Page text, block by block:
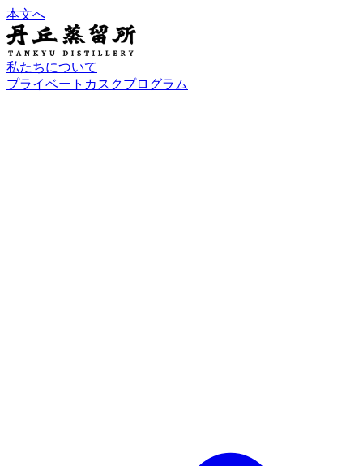
本文へ
私たちについて
プライベートカスクプログラム